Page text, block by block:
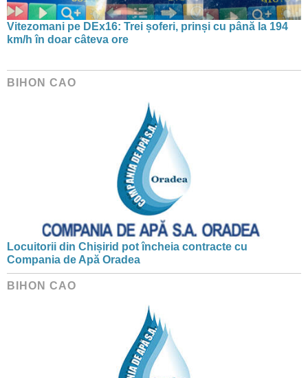
Vitezomani pe DEx16: Trei șoferi, prinși cu până la 194
km/h în doar câteva ore
BIHON CAO
Locuitorii din Chișirid pot încheia contracte cu
Compania de Apă Oradea
BIHON CAO